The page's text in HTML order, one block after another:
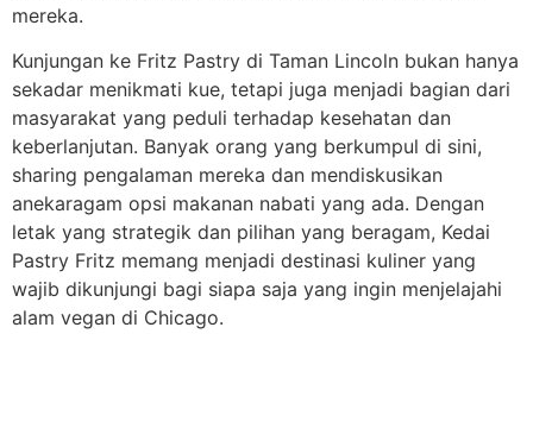
mereka.
Kunjungan ke Fritz Pastry di Taman Lincoln bukan hanya
sekadar menikmati kue, tetapi juga menjadi bagian dari
masyarakat yang peduli terhadap kesehatan dan
keberlanjutan. Banyak orang yang berkumpul di sini,
sharing pengalaman mereka dan mendiskusikan
anekaragam opsi makanan nabati yang ada. Dengan
letak yang strategik dan pilihan yang beragam, Kedai
Pastry Fritz memang menjadi destinasi kuliner yang
wajib dikunjungi bagi siapa saja yang ingin menjelajahi
alam vegan di Chicago.